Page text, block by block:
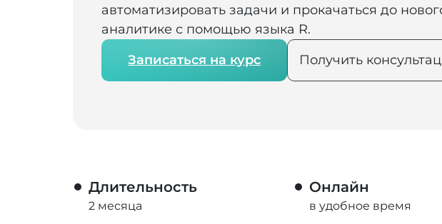
автоматизировать задачи и прокачаться до
аналитике с помощью языка R.
Записаться на курс
Получить
Длительность
2 месяца
Онлайн
в удобное время